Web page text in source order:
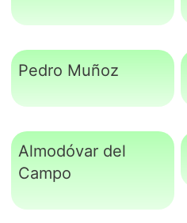
Pedro Muñoz
Almodóvar del
Campo